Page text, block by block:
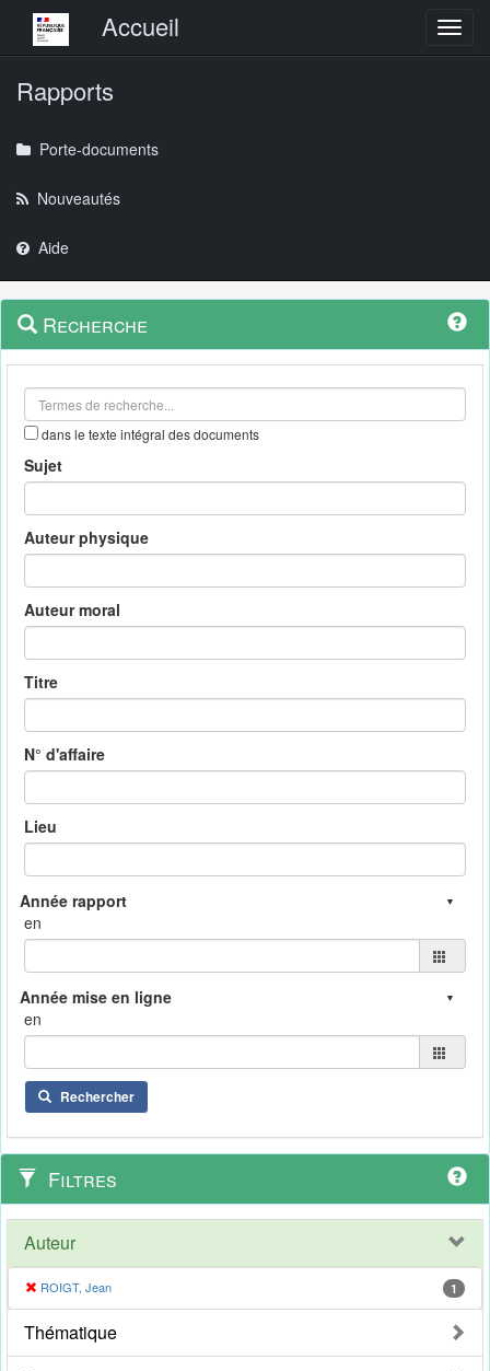
Menu principalAccueil
Rapports
Porte-documents
Nouveautés
Aide
Navigation
outils
Menu
contextuel
Recherche
dans le texte intégral des documents
Sujet
Auteur physique
Auteur moral
Titre
N° d'affaire
Lieu
en
en
Rechercher
Filtres
Auteur
ROIGT, Jean 1
Thématique